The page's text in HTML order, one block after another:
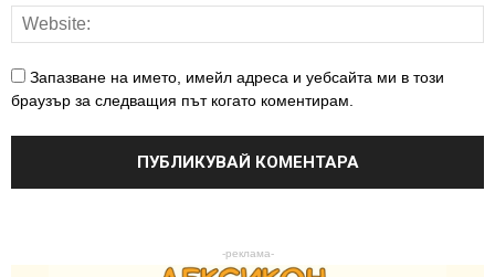
Запазване на името, имейл адреса и уебсайта ми в този
браузър за следващия път когато коментирам.
-реклама-